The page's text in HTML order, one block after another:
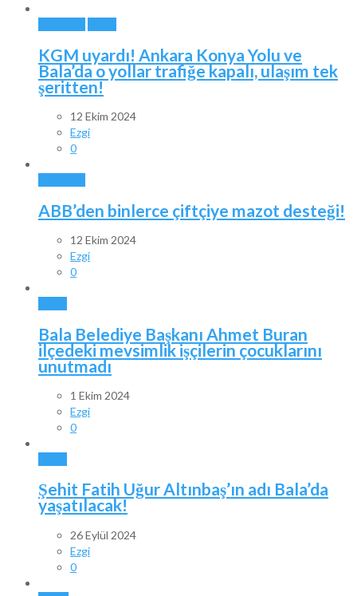
KGM uyardı! Ankara Konya Yolu ve
Bala’da o yollar trafiğe kapalı, ulaşım tek
şeritten!
12 Ekim 2024
Ezgi
0
ABB’den binlerce çiftçiye mazot desteği!
12 Ekim 2024
Ezgi
0
Bala Belediye Başkanı Ahmet Buran
ilçedeki mevsimlik işçilerin çocuklarını
unutmadı
1 Ekim 2024
Ezgi
0
Şehit Fatih Uğur Altınbaş’ın adı Bala’da
yaşatılacak!
26 Eylül 2024
Ezgi
0